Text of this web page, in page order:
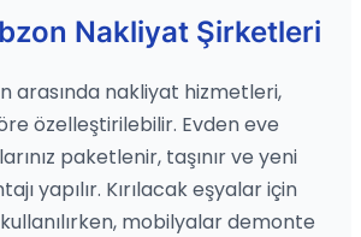
Nakliyat Şirketleri
arasında nakliyat hizmetleri,
özelleştirilebilir. Evden eve
paketlenir, taşınır ve yeni
yapılır. Kırılacak eşyalar için
mobilyalar demonte